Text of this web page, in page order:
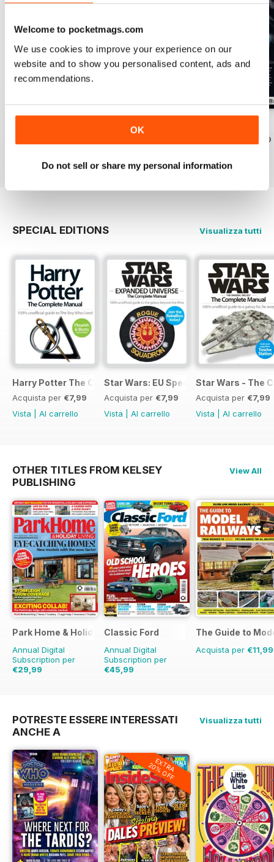
Welcome to pocketmags.com
We use cookies to improve your experience on our
website and to show you personalised content, ads and
recommendations.
OK
Do not sell or share my personal information
Issue 169
€5,99
SPECIAL EDITIONS Visualizza tutti
Harry Potter The Complete Manual
Acquista per €7,99
Vista
Al carrello
Star Wars: EU Special
Acquista per €7,99
Vista
Al carrello
Star Wars - The
Acquista per €7,99
Vista
Al carrello
OTHER TITLES FROM KELSEY
PUBLISHING
View All
Park Home & Holiday Living
Annual Digital
Subscription per
€29,99
Classic Ford
Annual Digital
Subscription per
€45,99
The Guide to
Acquista per €11,99
POTRESTE ESSERE INTERESSATI
ANCHE A
Visualizza tutti
EXTRA
20% OFF